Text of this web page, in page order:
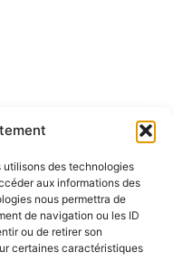
utilisons des technologies
aux informations des
nous permettra de
de navigation ou les ID
ou de retirer son
certaines caractéristiques